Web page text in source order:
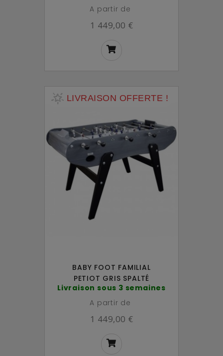
A partir de
1 449,00 €
LIVRAISON OFFERTE !
BABY FOOT FAMILIAL
PETIOT GRIS SPALTÉ
Livraison sous 3 semaines
A partir de
1 449,00 €